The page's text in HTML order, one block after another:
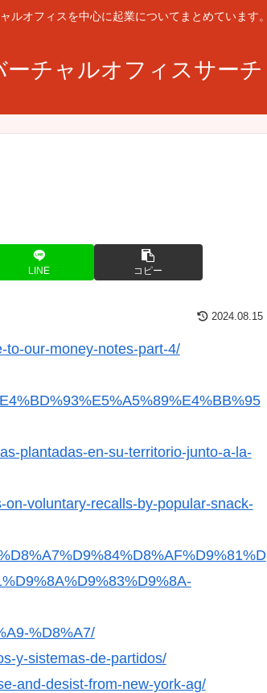
ルオフィスを中心に起業についてまとめています。
ーチャルオフィスサーチ
LINE コピー
2024.08.15
to-our-money-notes-part-4/
plantadas-en-su-territorio-junto-a-la-
voluntary-recalls-by-popular-snack-
%D8%A7/
y-sistemas-de-partidos/
and-desist-from-new-york-ag/